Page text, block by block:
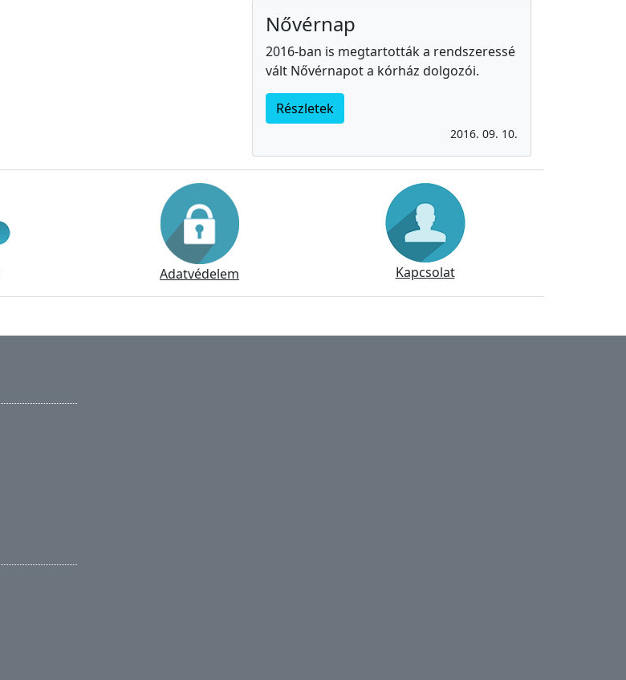
Nővérnap
2016-ban is megtartották a rendszeressé
vált Nővérnapot a kórház dolgozói.
Részletek
2016. 09. 10.
Adatvédelem Kapcsolat